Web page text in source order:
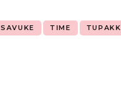
SAVUKE TIME